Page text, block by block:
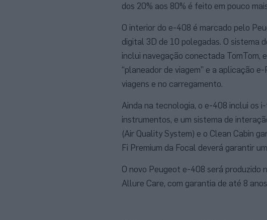
dos 20% aos 80% é feito em pouco
O interior do e-408 é marcado pelo
digital 3D de 10 polegadas. O sistema
inclui navegação conectada
“planeador de viagem” e a aplicação
viagens e no carregamento.
Ainda na tecnologia, o e-408 inclui os
instrumentos, e um sistema de
(Air Quality System) e o Clean Cabin
Fi Premium da Focal deverá garantir
O novo Peugeot e-408 será produzido
Allure Care, com garantia de até 8